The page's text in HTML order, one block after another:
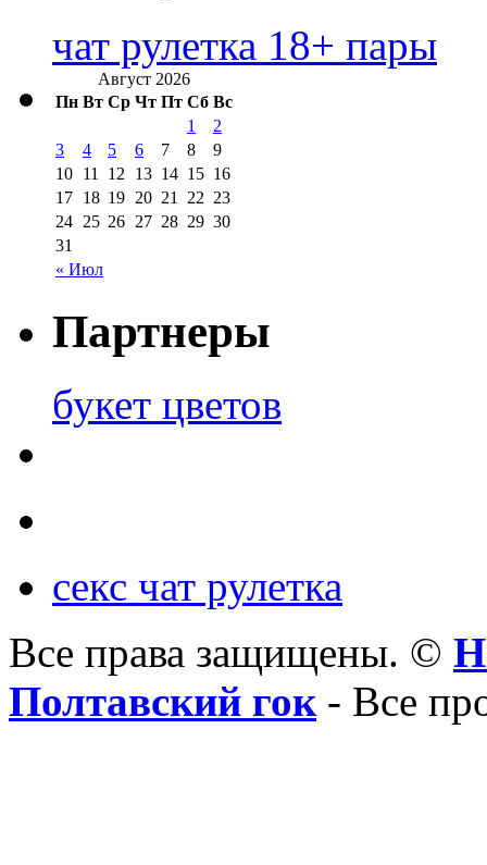
чат рулетка 18+ пары
Август 2026
Пн Вт Ср Чт Пт Сб Вс
« Июл
1
2
3
4 5 6 7 8
9
10 11 12 13 14 15 16
17 18 19 20 21 22 23
24 25 26 27 28 29 30
31
Партнеры
букет цветов
секс чат рулетка
Все права защищены. ©
Полтавский гок- Все